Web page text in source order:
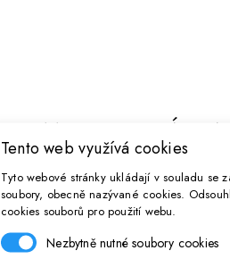
MOHLO BY VÁS
Skladem
Tento web využívá cookies
Tyto webové stránky ukládají v souladu se
soubory, obecně nazývané cookies.
cookies souborů pro použití webu.
Nezbytně nutné soubory cookies